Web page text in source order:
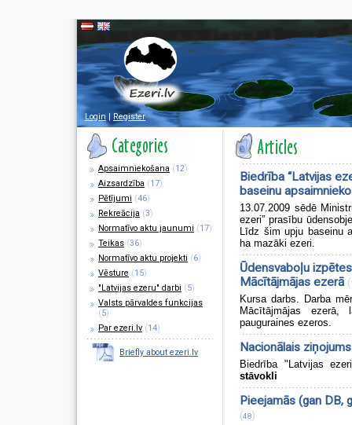
Login |Register
Apsaimniekošana (12)
Aizsardzība (17)
Pētījumi (46)
Rekreācija (3)
Normatīvo aktu jaunumi (17)
Teikas (36)
Normatīvo aktu projekti (6)
Vēsture (15)
"Latvijas ezeru" darbi (5)
Valsts pārvaldes funkcijas
(5)
Par ezeri.lv (14)
Briefly about ezeri.lv
Biedrība “Latvijas
baseinu
13.07.2009 sēdē
ezeri” prasību
Līdz šim upju baseinu
ha mazāki ezeri.
Ūdensvaboļu
Mācītājmājas ezerā (
Kursa darbs. Darba
Mācītājmājas
pauguraines ezeros.
Nacionālais
Biedrība "Latvijas
stāvokli
Pieejamās (gan DB,
(48)